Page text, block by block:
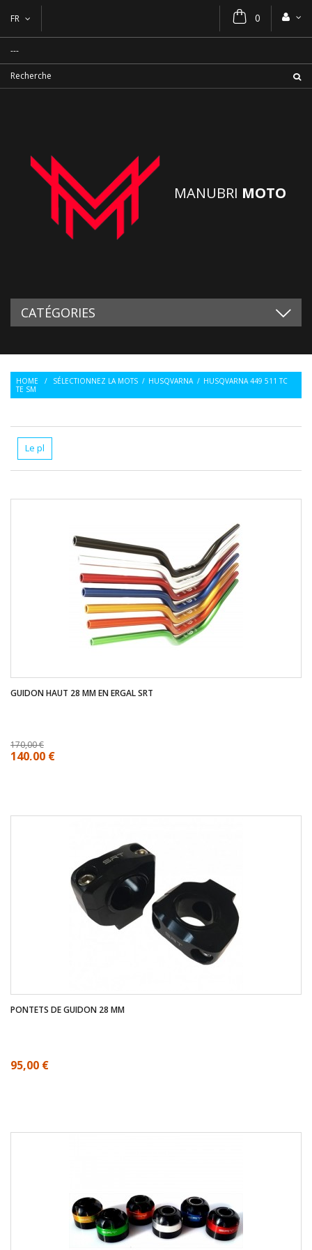
FR 0
MANUBRI MOTO
CATÉGORIES
HOME / SÉLECTIONNEZ LA MOTS / HUSQVARNA / HUSQVARNA 449 511 TC
TE SM
GUIDON HAUT 28 MM EN ERGAL SRT
170,00 €
140,00 €
PONTETS DE GUIDON 28 MM
95,00 €